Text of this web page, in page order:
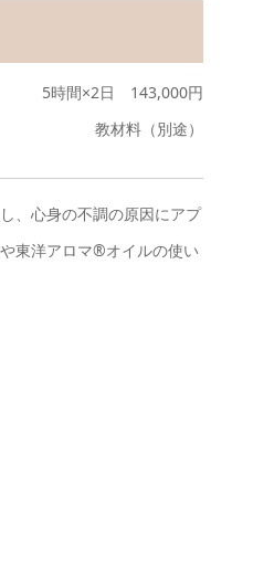
5時間×2日 143,000円
教材料（別途）
、心身の不調の原因にアプ
東洋アロマ®オイルの使い